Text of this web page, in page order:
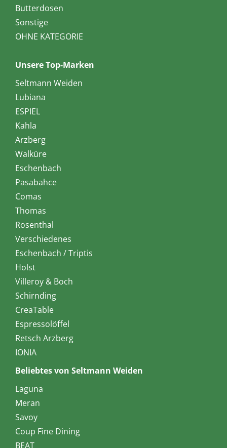
Butterdosen
Sonstige
OHNE KATEGORIE
Unsere Top-Marken
Seltmann Weiden
Lubiana
ESPIEL
Kahla
Arzberg
Walküre
Eschenbach
Pasabahce
Comas
Thomas
Rosenthal
Verschiedenes
Eschenbach / Triptis
Holst
Villeroy & Boch
Schirnding
CreaTable
Espressolöffel
Retsch Arzberg
IONIA
Beliebtes von Seltmann Weiden
Laguna
Meran
Savoy
Coup Fine Dining
BEAT